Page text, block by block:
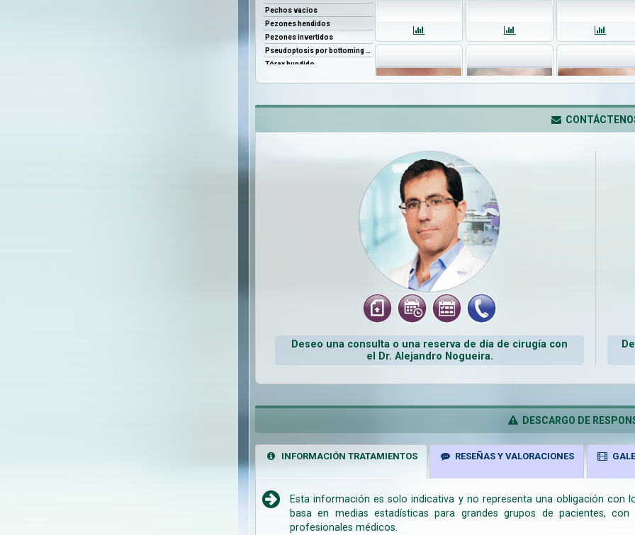
←ANTERIOR 1 2 5
Deseo una consulta o una reserva de día de cirugía con
el Dr. Alejandro Nogueira.
DESCARGO DE
INFORMACIÓN TRATAMIENTOS RESEÑAS Y VALORACIONES
Esta información es solo indicativa y no representa una obligación con
basa en medias estadísticas para grandes grupos de pacientes,
profesionales médicos.